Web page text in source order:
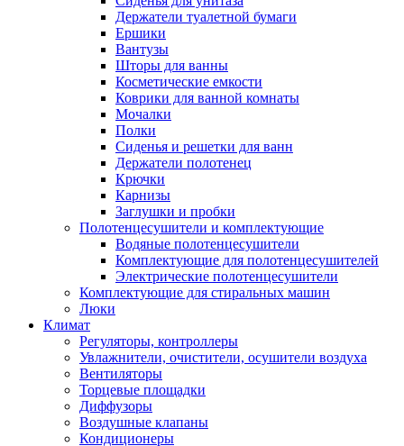
Держатели туалетной бумаги
Ершики
Вантузы
Шторы для ванны
Косметические емкости
Коврики для ванной комнаты
Мочалки
Полки
Сиденья и решетки для ванн
Держатели полотенец
Крючки
Карнизы
Заглушки и пробки
Полотенцесушители и комплектующие
Водяные полотенцесушители
Комплектующие для полотенцесушителей
Электрические полотенцесушители
Комплектующие для стиральных машин
Люки
Климат
Регуляторы, контроллеры
Увлажнители, очистители, осушители воздуха
Вентиляторы
Торцевые площадки
Диффузоры
Воздушные клапаны
Кондиционеры